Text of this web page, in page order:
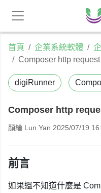
首頁 企業系統軟體
Composer http
digiRunner
Composer http
顏綸 Lun Yan 2025/07/19
前言
如果還不知道什麼是